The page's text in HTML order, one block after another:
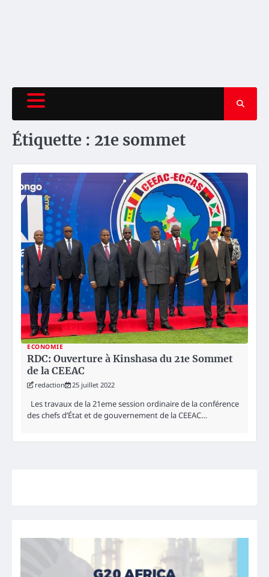
Étiquette : 21e sommet
ECONOMIE
RDC: Ouverture à Kinshasa du 21e Sommet
de la CEEAC
redaction 25 juillet 2022
Les travaux de la 21eme session ordinaire de la conférence
des chefs d’État et de gouvernement de la CEEAC…